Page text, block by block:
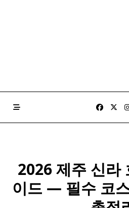
2026 제주 신라
이드 — 필수 코